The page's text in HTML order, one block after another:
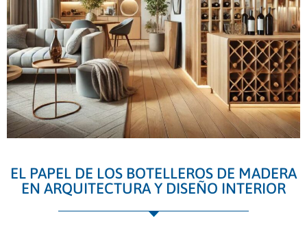
EL PAPEL DE LOS BOTELLEROS DE MADERA
EN ARQUITECTURA Y DISEÑO INTERIOR